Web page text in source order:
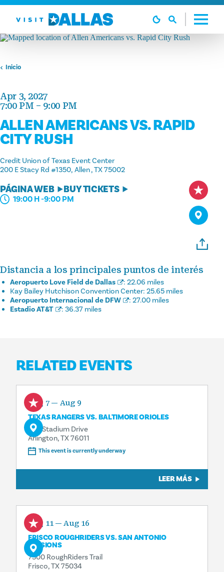
Ir al contenido
Inicio
Apr 3, 2027
7:00 PM – 9:00 PM
ALLEN AMERICANS VS. RAPID
CITY RUSH
Credit Union of Texas Event Center
200 E Stacy Rd #1350 Allen , TX 75002
PÁGINA WEB BUY TICKETS
19:00 H -9:00 PM
Distancia a los principales puntos de interés
Aeropuerto Love Field de Dallas : 22.06 miles
Kay Bailey Hutchison Convention Center: 25.65 miles
Aeropuerto Internacional de DFW
: 27.00 miles
Estadio AT&T
: 36.37 miles
RELATED EVENTS
Aug 7 — Aug 9
TEXAS RANGERS VS. BALTIMORE ORIOLES
734 Stadium Drive
Arlington, TX 76011
This event is currently underway
LEER MÁS
Aug 11 — Aug 16
FRISCO ROUGHRIDERS VS. SAN ANTONIO
MISSIONS
7300 RoughRiders Trail
Frisco, TX 75034